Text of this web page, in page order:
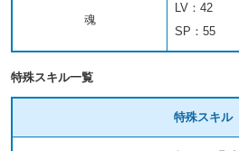
魂
LV：42
SP：55
特殊スキル一覧
特殊スキル